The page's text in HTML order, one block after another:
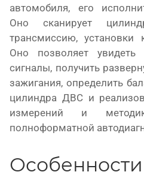
автомобиля, его
Оно сканирует
трансмиссию, установки
Оно позволяет увидеть
сигналы, получить
зажигания, определить
цилиндра ДВС и
измерений и
полноформатной